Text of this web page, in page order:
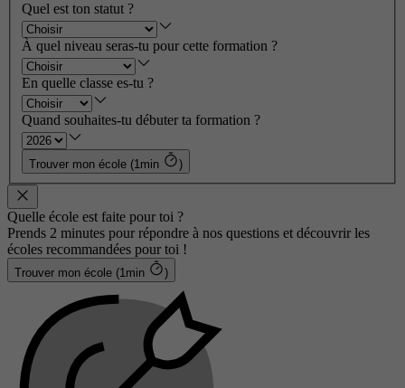
Quel est ton statut ?
À quel niveau seras-tu pour cette formation ?
En quelle classe es-tu ?
Quand souhaites-tu débuter ta formation ?
Trouver mon école (1min )
Quelle école est faite pour toi ?
Prends 2 minutes pour répondre à nos questions et découvrir les
écoles recommandées pour toi !
Trouver mon école (1min )